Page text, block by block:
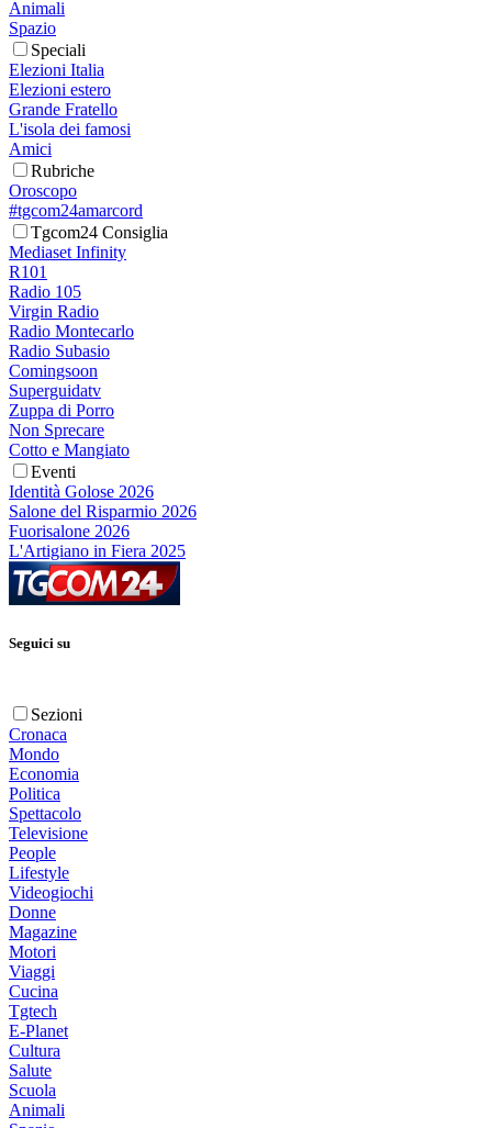
Animali
Spazio
Speciali
Elezioni Italia
Elezioni estero
Grande Fratello
L'isola dei famosi
Amici
Rubriche
Oroscopo
#tgcom24amarcord
Tgcom24 Consiglia
Mediaset Infinity
R101
Radio 105
Virgin Radio
Radio Montecarlo
Radio Subasio
Comingsoon
Superguidatv
Zuppa di Porro
Non Sprecare
Cotto e Mangiato
Eventi
Identità Golose 2026
Salone del Risparmio 2026
Fuorisalone 2026
L'Artigiano in Fiera 2025
Seguici su
Sezioni
Cronaca
Mondo
Economia
Politica
Spettacolo
Televisione
People
Lifestyle
Videogiochi
Donne
Magazine
Motori
Viaggi
Cucina
Tgtech
E-Planet
Cultura
Salute
Scuola
Animali